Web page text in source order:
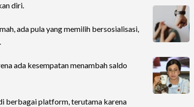
diri.
ada pula yang memilih bersosialisasi,
ada kesempatan menambah saldo
berbagai platform, terutama karena